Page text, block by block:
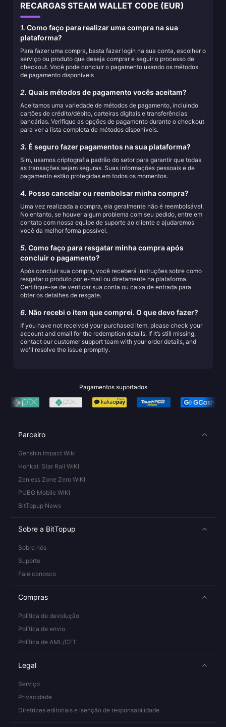
RECARGAS STEAM WALLET CODE (EUR)
1. Como faço para realizar uma compra na sua
plataforma?
Para fazer uma compra, basta fazer login na sua conta, escolher o
serviço ou produto que deseja comprar e seguir o processo de
checkout. Você pode concluir o pagamento usando os métodos
de pagamento disponíveis
2. Quais métodos de pagamento vocês aceitam?
Aceitamos uma variedade de métodos de pagamento, incluindo
cartões de crédito/débito, carteiras digitais e transferências
bancárias. Verifique as opções de pagamento durante o checkout
para ver a lista completa de métodos disponíveis.
3. É seguro fazer pagamentos na sua plataforma?
Sim, usamos criptografia padrão do setor para garantir que todas
as transações sejam seguras. Suas informações pessoais e de
pagamento estão protegidas em todos os momentos.
4. Posso cancelar ou reembolsar minha compra?
Uma vez realizada a compra, ela geralmente não é reembolsável.
No entanto, se houver algum problema com seu pedido, entre em
contato com nossa equipe de suporte ao cliente e ajudaremos
você da melhor forma possível.
5. Como faço para resgatar minha compra após
concluir o pagamento?
Após concluir sua compra, você receberá instruções sobre como
resgatar o produto por e-mail ou diretamente na plataforma.
Certifique-se de verificar sua conta ou caixa de entrada para
obter os detalhes de resgate.
6. Não recebi o item que comprei. O que devo fazer?
If you have not received your purchased item, please check your
account and email for the redemption details. If it’s still missing,
contact our customer support team with your order details, and
we'll resolve the issue promptly.
Pagamentos suportados
Parceiro
Genshin Impact Wiki
Honkai: Star Rail WIKI
Zenless Zone Zero WIKI
PUBG Mobile WIKI
BitTopup News
Sobre a BitTopup
Sobre nós
Suporte
Fale conosco
Compras
Política de devolução
Política de envio
Política de AML/CFT
Legal
Serviço
Privacidade
Diretrizes editoriais e isenção de responsabilidade